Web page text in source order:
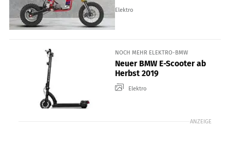
Elektro
NOCH MEHR ELEKTRO-BMW
Neuer BMW E-Scooter ab
Herbst 2019
Elektro
ANZEIGE